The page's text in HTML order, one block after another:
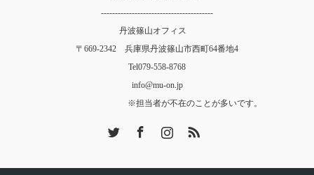
----------------------------------------
丹波篠山オフィス
〒669-2342 兵庫県丹波篠山市西町64番地4
Tel079-558-8768
info@mu-on.jp
※担当者が不在のことが多いです。